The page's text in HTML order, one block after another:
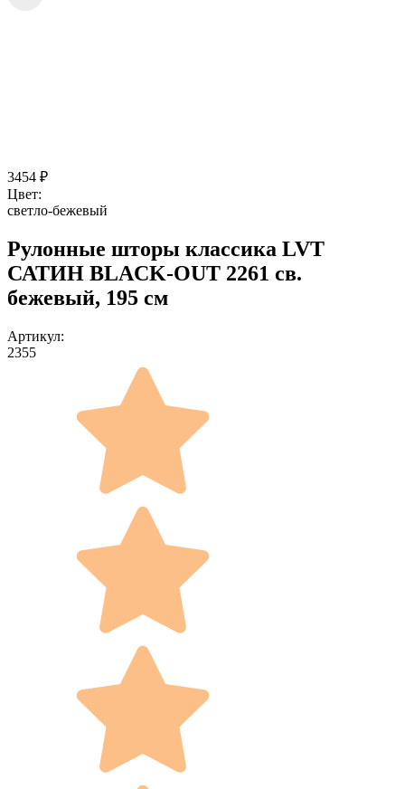
3454 ₽
Цвет:
светло-бежевый
Рулонные шторы классика LVT
САТИН BLACK-OUT 2261 св.
бежевый, 195 см
Артикул:
2355